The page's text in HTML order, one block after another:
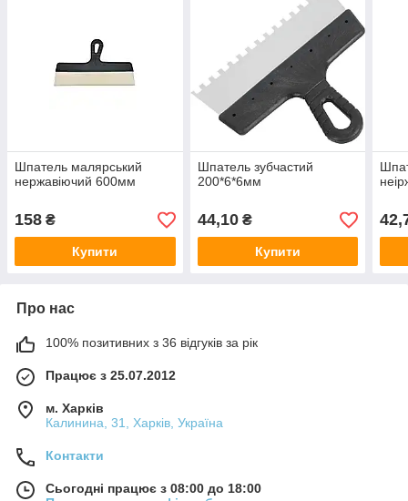
Шпатель малярський
нержавіючий 600мм
158 ₴
Купити
Шпатель зубчастий
200*6*6мм
44,10₴
Купити
Про нас
100% позитивних з 36 відгуків за рік
Працює з 25.07.2012
м. Харків
Калинина, 31, Харків, Україна
Контакти
Сьогодні працює з 08:00 до 18:00